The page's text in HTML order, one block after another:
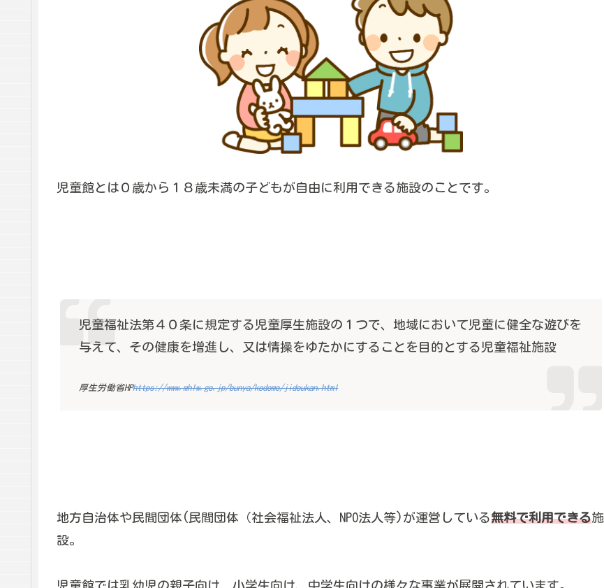
児童館とは０歳から１８歳未満の子どもが自由に利用できる施設のことです。
児童福祉法第４０条に規定する児童厚生施設の１つで、地域において児童に健全な遊びを
与えて、その健康を増進し、又は情操をゆたかにすることを目的とする児童福祉施設
厚生労働省HPhttps://www.mhlw.go.jp/bunya/kodomo/jidoukan.html
地方自治体や民間団体(民間団体（社会福祉法人、NPO法人等)が運営している無料で利用できる施
設。
児童館では乳幼児の親子向け、小学生向け、中学生向けの様々な事業が展開されています。